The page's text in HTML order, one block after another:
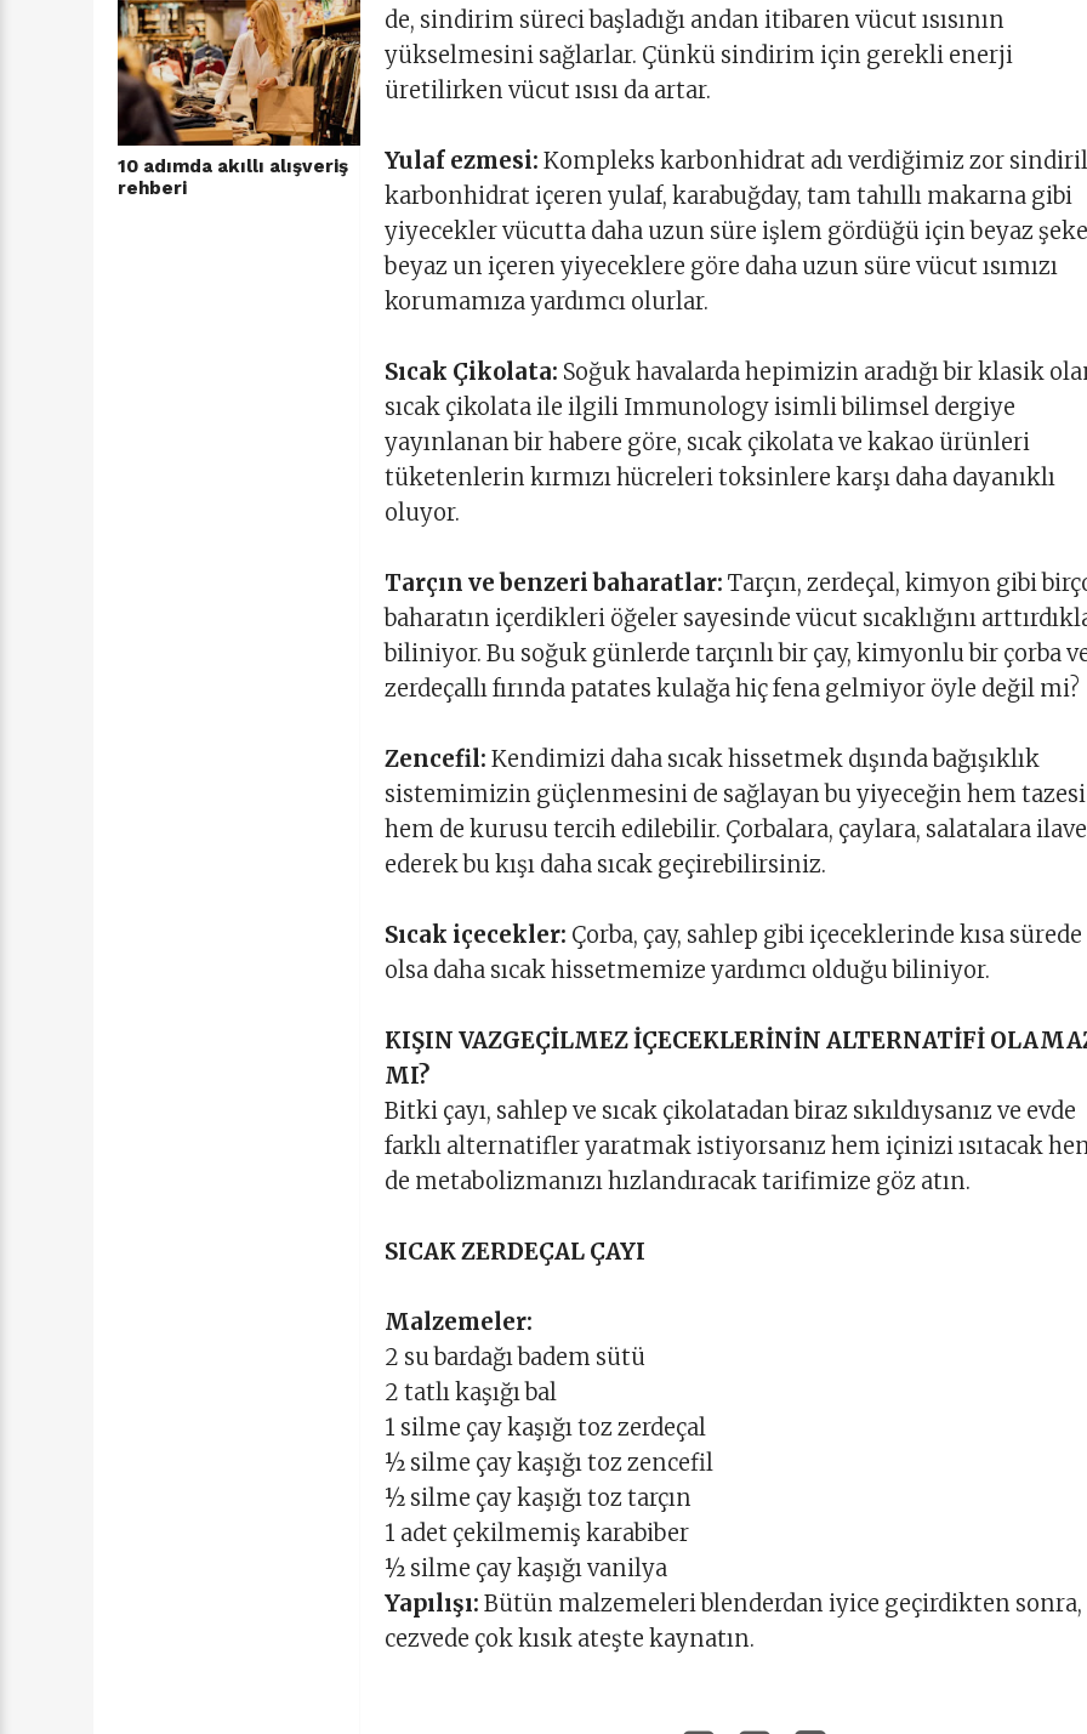
10 adımda akıllı alışveriş
rehberi
de, sindirim süreci başladığı andan itibaren vücut ısısının
yükselmesini sağlarlar. Çünkü sindirim için gerekli enerji
üretilirken vücut ısısı da artar.
Yulaf ezmesi: Kompleks karbonhidrat adı verdiğimiz zor
karbonhidrat içeren yulaf, karabuğday, tam tahıllı makarna gibi
yiyecekler vücutta daha uzun süre işlem gördüğü için beyaz
beyaz un içeren yiyeceklere göre daha uzun süre vücut ısımızı
korumamıza yardımcı olurlar.
Sıcak Çikolata: Soğuk havalarda hepimizin aradığı bir klasik
sıcak çikolata ile ilgili Immunology isimli bilimsel dergiye
yayınlanan bir habere göre, sıcak çikolata ve kakao ürünleri
tüketenlerin kırmızı hücreleri toksinlere karşı daha dayanıklı
oluyor.
Tarçın ve benzeri baharatlar: Tarçın, zerdeçal, kimyon gibi
baharatın içerdikleri öğeler sayesinde vücut sıcaklığını
biliniyor. Bu soğuk günlerde tarçınlı bir çay, kimyonlu bir çorba
zerdeçallı fırında patates kulağa hiç fena gelmiyor öyle değil mi?
Zencefil: Kendimizi daha sıcak hissetmek dışında bağışıklık
sistemimizin güçlenmesini de sağlayan bu yiyeceğin hem tazesi
hem de kurusu tercih edilebilir. Çorbalara, çaylara, salatalara ilave
ederek bu kışı daha sıcak geçirebilirsiniz.
Sıcak içecekler: Çorba, çay, sahlep gibi içeceklerinde kısa sürede
olsa daha sıcak hissetmemize yardımcı olduğu biliniyor.
KIŞIN VAZGEÇİLMEZ İÇECEKLERİNİN ALTERNATİFİ
MI?
Bitki çayı, sahlep ve sıcak çikolatadan biraz sıkıldıysanız ve evde
farklı alternatifler yaratmak istiyorsanız hem içinizi ısıtacak
de metabolizmanızı hızlandıracak tarifimize göz atın.
SICAK ZERDEÇAL ÇAYI
Malzemeler:
2 su bardağı badem sütü
2 tatlı kaşığı bal
1 silme çay kaşığı toz zerdeçal
½ silme çay kaşığı toz zencefil
½ silme çay kaşığı toz tarçın
1 adet çekilmemiş karabiber
½ silme çay kaşığı vanilya
Yapılışı: Bütün malzemeleri blenderdan iyice geçirdikten sonra,
cezvede çok kısık ateşte kaynatın.